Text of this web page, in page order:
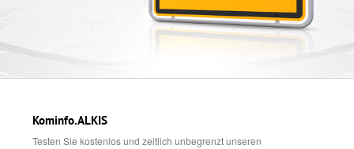
Kominfo.ALKIS
Testen Sie kostenlos und zeitlich unbegrenzt unseren